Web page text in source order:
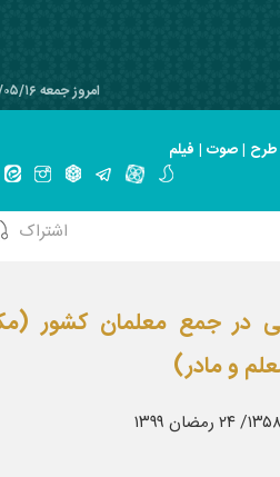
امروز جمعه ۱۴۰۵/۰۵/۱۶
طرح |صوت | فیلم
اشتراک
در جمع معلمان کشور
و مادر)